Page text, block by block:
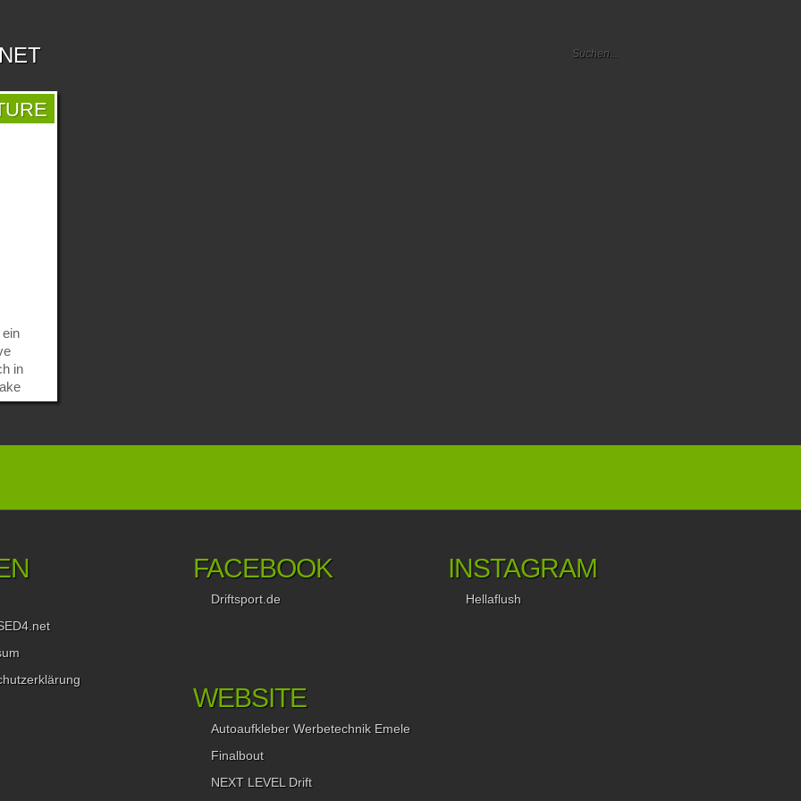
in
laut
und
FACEBOOK
Driftsport.de
INSTAGRAM
Hellaflush
WEBSITE
Autoaufkleber Werbetechnik Emele
Finalbout
NEXT LEVEL Drift